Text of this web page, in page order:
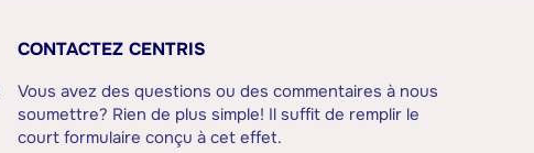
CONTACTEZ CENTRIS
Vous avez des questions ou des commentaires à nous
soumettre? Rien de plus simple! Il suffit de remplir le
court formulaire conçu à cet effet.